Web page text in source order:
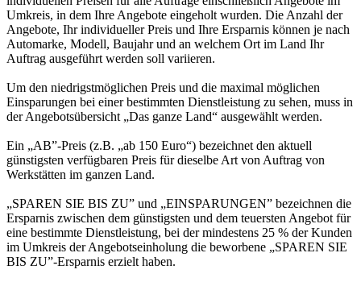
Umkreis, in dem Ihre Angebote eingeholt wurden. Die Anzahl der
Angebote, Ihr individueller Preis und Ihre Ersparnis können je nach
Automarke, Modell, Baujahr und an welchem Ort im Land Ihr
Auftrag ausgeführt werden soll variieren.
Um den niedrigstmöglichen Preis und die maximal möglichen
Einsparungen bei einer bestimmten Dienstleistung zu sehen, muss in
der Angebotsübersicht „Das ganze Land“ ausgewählt werden.
Ein „AB”-Preis (z.B. „ab 150 Euro“) bezeichnet den aktuell
günstigsten verfügbaren Preis für dieselbe Art von Auftrag von
Werkstätten im ganzen Land.
„SPAREN SIE BIS ZU” und „EINSPARUNGEN” bezeichnen die
Ersparnis zwischen dem günstigsten und dem teuersten Angebot für
eine bestimmte Dienstleistung, bei der mindestens 25 % der Kunden
im Umkreis der Angebotseinholung die beworbene „SPAREN SIE
BIS ZU”-Ersparnis erzielt haben.